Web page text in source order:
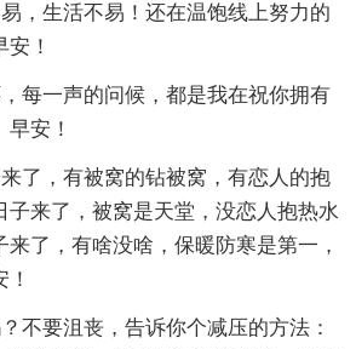
，生活不易！还在温饱线上努力的
！
每一声的问候，都是我在祝你拥有
安！
了，有被窝的钻被窝，有恋人的抱
子来了，被窝是天堂，没恋人抱热水
了，有啥没啥，保暖防寒是第一，
不要沮丧，告诉你个减压的方法：